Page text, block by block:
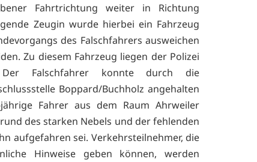
Fahrtrichtung weiter in Richtung
Zeugin wurde hierbei ein Fahrzeug
des Falschfahrers ausweichen
Zu diesem Fahrzeug liegen der Polizei
Falschfahrer konnte durch die
Boppard/Buchholz angehalten
Fahrer aus dem Raum Ahrweiler
des starken Nebels und der fehlenden
aufgefahren sei. Verkehrsteilnehmer, die
Hinweise geben können, werden